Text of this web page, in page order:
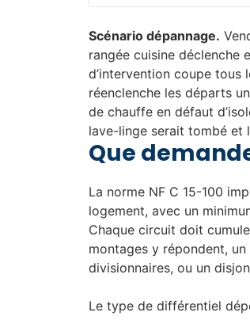
Scénario dépannage.
rangée cuisine déclenche
d’intervention coupe tous
réenclenche les départs
de chauffe en défaut
lave-linge serait tombé et
Que
La norme NF C 15-100
logement, avec un
Chaque circuit doit
montages y répondent,
divisionnaires, ou un
Le type de différentiel